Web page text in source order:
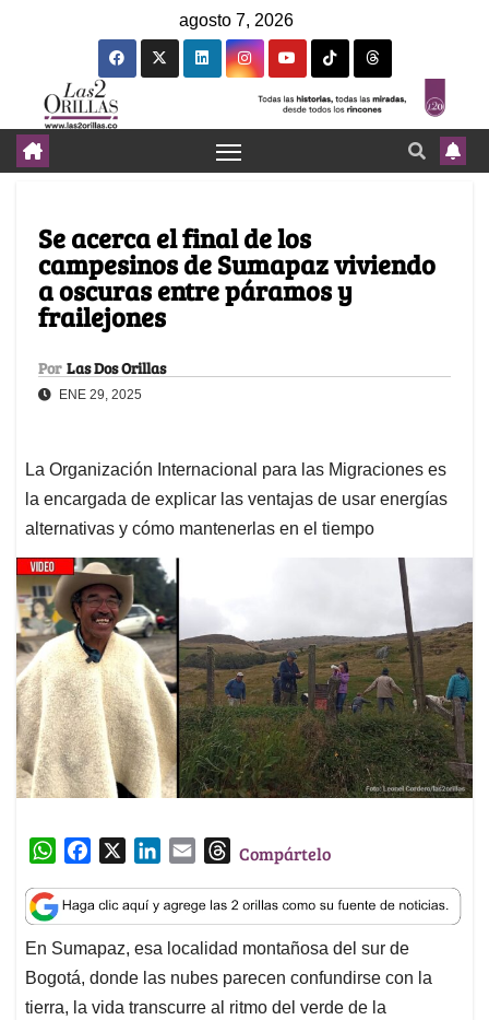
agosto 7, 2026
Se acerca el final de los
campesinos de Sumapaz viviendo
a oscuras entre páramos y
frailejones
Por Las Dos Orillas
ENE 29, 2025
La Organización Internacional para las Migraciones es
la encargada de explicar las ventajas de usar energías
alternativas y cómo mantenerlas en el tiempo
W
a
t
s
A
p
c
e
b
o
o
n
k
e
d
I
a
i
l
T
r
e
a
d
s
Compártelo
En Sumapaz, esa localidad montañosa del sur de
Bogotá, donde las nubes parecen confundirse con la
tierra, la vida transcurre al ritmo del verde de la